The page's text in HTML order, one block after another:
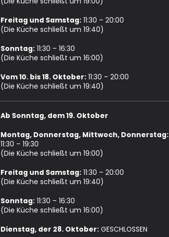
Freitag und Samstag: 11:30 – 20:00
(Die Küche schließt um 19:40)
Sonntag: 11:30 – 16:30
(Die Küche schließt um 16:00)
Vom 10. bis 18. Oktober: 11:30 – 20:00
(Die Küche schließt um 19:40)
Ab Sonntag, dem 19. Oktober
Montag, Donnerstag, Mittwoch, Donnerstag:
11:30 – 19:30
(Die Küche schließt um 19:00)
Freitag und Samstag: 11:30 – 20:00
(Die Küche schließt um 19:40)
Sonntag: 11:30 – 16:30
(Die Küche schließt um 16:00)
Dienstag, der 28. Oktober: GESCHLOSSEN